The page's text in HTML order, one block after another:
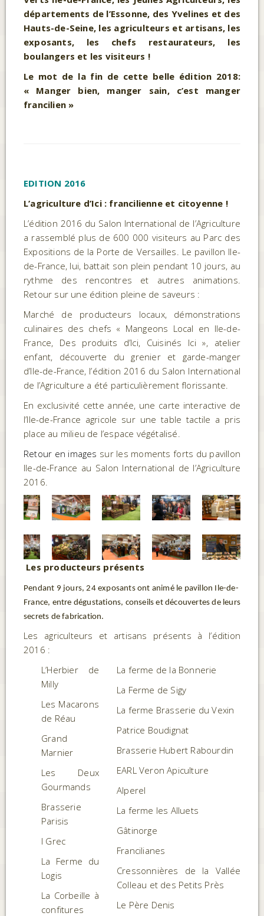
départements de l’Essonne, des Yvelines et des
Hauts-de-Seine, les agriculteurs et artisans, les
exposants, les chefs restaurateurs, les
boulangers et les visiteurs !
Le mot de la fin de cette belle édition 2018:
« Manger bien, manger sain, c’est manger
francilien »
EDITION 2016
L’agriculture d’Ici : francilienne et citoyenne !
L’édition 2016 du Salon International de l’Agriculture
a rassemblé plus de 600 000 visiteurs au Parc des
Expositions de la Porte de Versailles. Le pavillon Ile-
de-France, lui, battait son plein pendant 10 jours, au
rythme des rencontres et autres animations.
Retour sur une édition pleine de saveurs :
Marché de producteurs locaux, démonstrations
culinaires des chefs « Mangeons Local en Ile-de-
France, Des produits d’Ici, Cuisinés Ici », atelier
enfant, découverte du grenier et garde-manger
d’Ile-de-France, l’édition 2016 du Salon International
de l’Agriculture a été particulièrement florissante.
En exclusivité cette année, une carte interactive de
l’Ile-de-France agricole sur une table tactile a pris
place au milieu de l’espace végétalisé.
Retour en images sur les moments forts du pavillon
Ile-de-France au Salon International de l’Agriculture
2016.
Les producteurs présents
Pendant 9 jours, 24 exposants ont animé le pavillon Ile-de-
France, entre dégustations, conseils et découvertes de leurs
secrets de fabrication.
Les agriculteurs et artisans présents à l’édition
2016 :
L’Herbier de
Milly
Les Macarons
de Réau
Grand
Marnier
Les Deux
Gourmands
Brasserie
Parisis
I Grec
La Ferme du
Logis
La Corbeille à
confitures
La ferme de la Bonnerie
La Ferme de Sigy
La ferme Brasserie du Vexin
Patrice Boudignat
Brasserie Hubert Rabourdin
EARL Veron Apiculture
Alperel
La ferme les Alluets
Gâtinorge
Francilianes
Cressonnières de la Vallée
Colleau et des Petits Près
Le Père Denis